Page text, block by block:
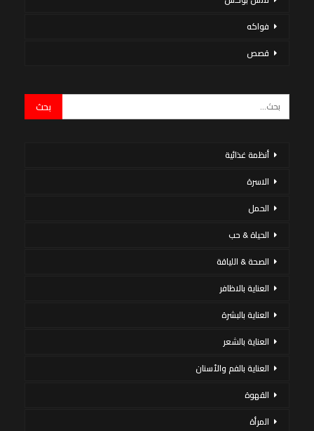
فواكه
قصص
أنظمة غذائية
الاسرة
الحمل
الحياة & حب
الصحة & اللياقة
العناية بالاظافر
العناية بالبشرة
العناية بالشعر
العناية بالفم والأسنان
القهوة
المرأة